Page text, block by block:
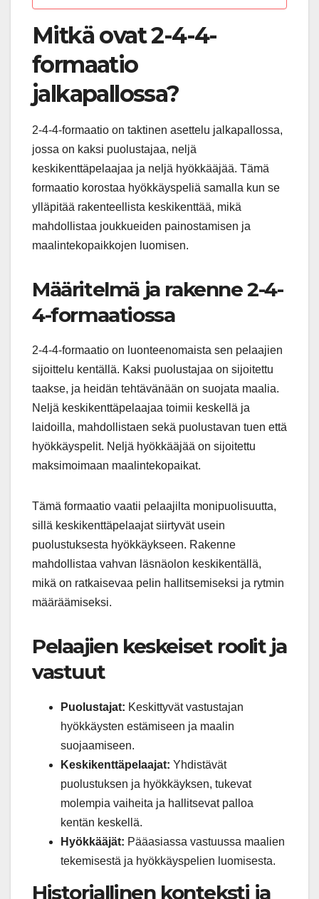
Mitkä ovat 2-4-4-
formaatio
jalkapallossa?
2-4-4-formaatio on taktinen asettelu jalkapallossa,
jossa on kaksi puolustajaa, neljä
keskikenttäpelaajaa ja neljä hyökkääjää. Tämä
formaatio korostaa hyökkäyspeliä samalla kun se
ylläpitää rakenteellista keskikenttää, mikä
mahdollistaa joukkueiden painostamisen ja
maalintekopaikkojen luomisen.
Määritelmä ja rakenne 2-4-
4-formaatiossa
2-4-4-formaatio on luonteenomaista sen pelaajien
sijoittelu kentällä. Kaksi puolustajaa on sijoitettu
taakse, ja heidän tehtävänään on suojata maalia.
Neljä keskikenttäpelaajaa toimii keskellä ja
laidoilla, mahdollistaen sekä puolustavan tuen että
hyökkäyspelit. Neljä hyökkääjää on sijoitettu
maksimoimaan maalintekopaikat.
Tämä formaatio vaatii pelaajilta monipuolisuutta,
sillä keskikenttäpelaajat siirtyvät usein
puolustuksesta hyökkäykseen. Rakenne
mahdollistaa vahvan läsnäolon keskikentällä,
mikä on ratkaisevaa pelin hallitsemiseksi ja rytmin
määräämiseksi.
Pelaajien keskeiset roolit ja
vastuut
Puolustajat: Keskittyvät vastustajan
hyökkäysten estämiseen ja maalin
suojaamiseen.
Keskikenttäpelaajat: Yhdistävät
puolustuksen ja hyökkäyksen, tukevat
molempia vaiheita ja hallitsevat palloa
kentän keskellä.
Hyökkääjät: Pääasiassa vastuussa maalien
tekemisestä ja hyökkäyspelien luomisesta.
Historiallinen konteksti ja